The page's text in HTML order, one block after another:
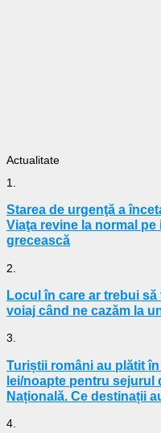
Actualitate
1.
Starea de urgenţă a
Viaţa revine la normal pe
grecească
2.
Locul în care ar trebui să
voiaj când ne cazăm la
3.
Turiștii români au plătit
lei/noapte pentru sejurul
Națională. Ce destinații
4.